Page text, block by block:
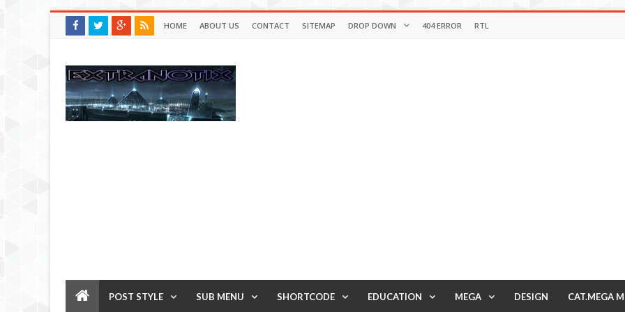
HOME ABOUT US CONTACT SITEMAP DROP DOWN 404 ERROR RTL
POST STYLE SUB MENU SHORTCODE EDUCATION MEGA DESIGN CAT.MEGA